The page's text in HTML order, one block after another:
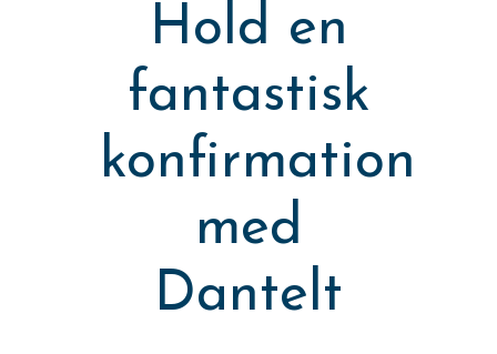
Hold en
fantastisk
konfirmation
med
Dantelt